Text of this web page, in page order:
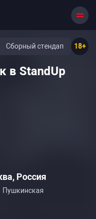
18+
Сборный стендап
в StandUp
Россия
Пушкинская